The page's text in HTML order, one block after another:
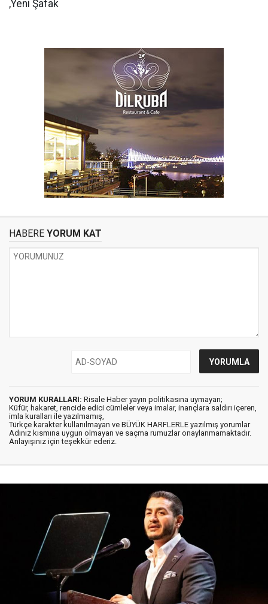
,Yeni Şafak
HABERE YORUM KAT
YORUM KURALLARI: Risale Haber yayın politikasına uymayan;
Küfür, hakaret, rencide edici cümleler veya imalar, inançlara saldırı içeren,
imla kuralları ile yazılmamış,
Türkçe karakter kullanılmayan ve BÜYÜK HARFLERLE yazılmış yorumlar
Adınız kısmına uygun olmayan ve saçma rumuzlar onaylanmamaktadır.
Anlayışınız için teşekkür ederiz.